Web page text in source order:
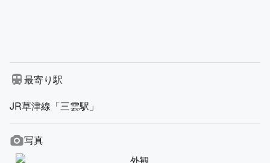
最寄り駅
JR草津線「三雲駅」
写真